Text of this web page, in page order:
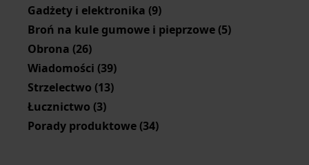
Gadżety i elektronika (9)
Broń na kule gumowe i pieprzowe (5)
Obrona (26)
Wiadomości (39)
Strzelectwo (13)
Łucznictwo (3)
Porady produktowe (34)